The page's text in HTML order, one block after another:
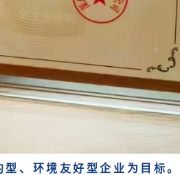
、环境友好型企业为目标。